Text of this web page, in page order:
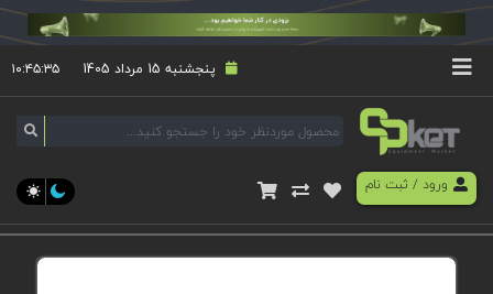
پنجشنبه 15 مرداد 1405 ۱۰:۴۵:۳۵
ورود/ ثبت نام